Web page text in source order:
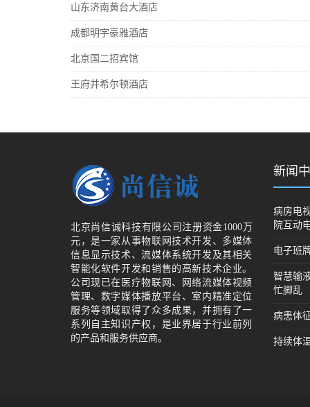
山东济南黄台大酒店
成都明宇豪雅酒店
北京国二招宾馆
王府井希尔顿酒店
北京尚信诚科技有限公司注册资金1000万
元，是一家从事物联网技术开发、多媒体
信息显示技术、流媒体系统开发及其相关
智能化软件开发和销售的高新技术企业。
公司现已在医疗物联网、网络流媒体视频
管理、数字媒体播放平台、室内精准定位
服务等领域取得了众多成果，并拥有了一
系列自主知识产权，是业界居于行业前列
的产品和服务供应商。
新闻
病房电
院互动
电子班
智慧输
忙脚乱
病患体
持续体